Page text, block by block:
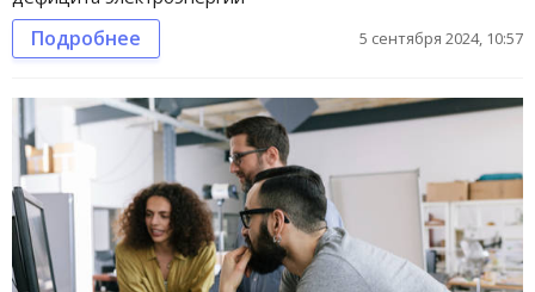
Подробнее 5 сентября 2024, 10:57